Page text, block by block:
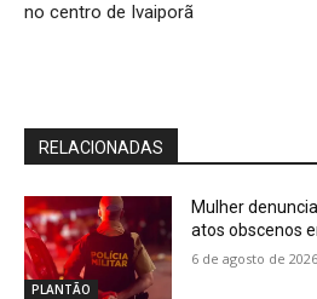
no centro de Ivaiporã
RELACIONADAS
PLANTÃO
Mulher
atos obscenos
6 de agosto de 2026